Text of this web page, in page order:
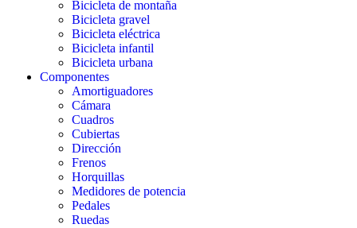
Bicicleta de montaña
Bicicleta gravel
Bicicleta eléctrica
Bicicleta infantil
Bicicleta urbana
Componentes
Amortiguadores
Cámara
Cuadros
Cubiertas
Dirección
Frenos
Horquillas
Medidores de potencia
Pedales
Ruedas